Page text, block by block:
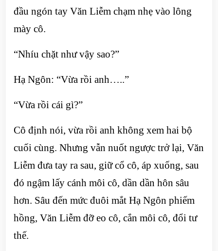
đầu ngón tay Văn Liễm chạm nhẹ vào lông
mày cô.
“Nhíu chặt như vậy sao?”
Hạ Ngôn: “Vừa rồi anh…..”
“Vừa rồi cái gì?”
Cô định nói, vừa rồi anh không xem hai bộ
cuối cùng. Nhưng vẫn nuốt ngược trở lại, Văn
Liễm đưa tay ra sau, giữ cổ cô, áp xuống, sau
đó ngậm lấy cánh môi cô, dần dần hôn sâu
hơn. Sâu đến mức đuôi mắt Hạ Ngôn phiếm
hồng, Văn Liễm đỡ eo cô, cắn môi cô, đổi tư
thế.